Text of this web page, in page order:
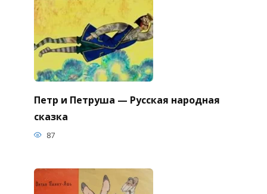
Петр и Петруша — Русская народная
сказка
87